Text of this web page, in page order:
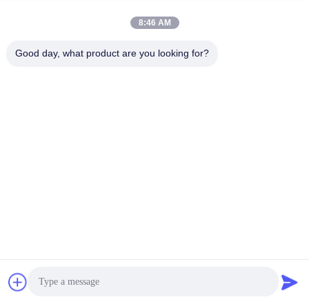
8:46 AM
Good day, what product are you looking for?